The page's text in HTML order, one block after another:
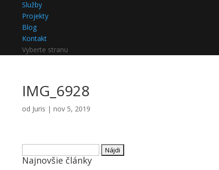
Služby
Projekty
Blog
Kontakt
Vyberte stranu
IMG_6928
od Juris | nov 5, 2019
Najnovšie články